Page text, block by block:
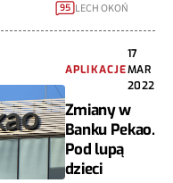
95 LECH OKOŃ
APLIKACJE
17
MAR
2022
Zmiany w
Banku Pekao.
Pod lupą
dzieci